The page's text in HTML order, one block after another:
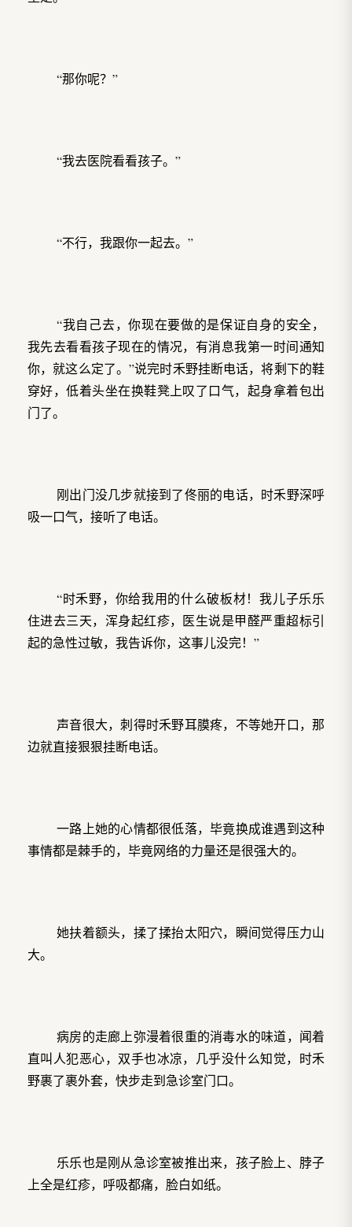
“那你呢？”
“我去医院看看孩子。”
“不行，我跟你一起去。”
“我自己去，你现在要做的是保证自身的安全，
我先去看看孩子现在的情况，有消息我第一时间通知
你，就这么定了。”说完时禾野挂断电话，将剩下的鞋
穿好，低着头坐在换鞋凳上叹了口气，起身拿着包出
门了。
刚出门没几步就接到了佟丽的电话，时禾野深呼
吸一口气，接听了电话。
“时禾野，你给我用的什么破板材！我儿子乐乐
住进去三天，浑身起红疹，医生说是甲醛严重超标引
起的急性过敏，我告诉你，这事儿没完！”
声音很大，刺得时禾野耳膜疼，不等她开口，那
边就直接狠狠挂断电话。
一路上她的心情都很低落，毕竟换成谁遇到这种
事情都是棘手的，毕竟网络的力量还是很强大的。
她扶着额头，揉了揉抬太阳穴，瞬间觉得压力山
大。
病房的走廊上弥漫着很重的消毒水的味道，闻着
直叫人犯恶心，双手也冰凉，几乎没什么知觉，时禾
野裹了裹外套，快步走到急诊室门口。
乐乐也是刚从急诊室被推出来，孩子脸上、脖子
上全是红疹，呼吸都痛，脸白如纸。